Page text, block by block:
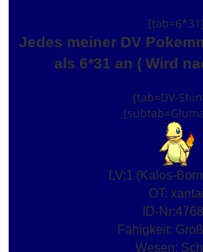
[tab=6*31]
Jedes meiner DV
als 6*31 an ( Wird
[tab=DV-
LV:1 (Kalos-
OT: xantai
ID-
Fähigkeit:
Wesen: